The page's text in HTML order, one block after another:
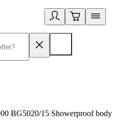
BG5020/15 Showerproof body